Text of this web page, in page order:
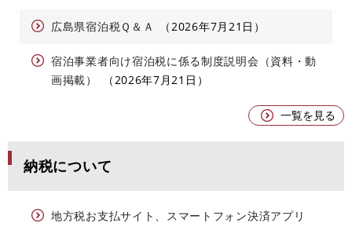
広島県宿泊税Ｑ＆Ａ 2026年7月21日
宿泊事業者向け宿泊税に係る制度説明会（資料・動
画掲載）
2026年7月21日
一覧を見る
納税について
地方税お支払サイト、スマートフォン決済アプリ